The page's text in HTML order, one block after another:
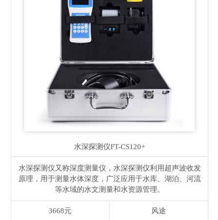
水深探测仪FT-CS120+
水深探测仪又称深度测量仪，水深探测仪利用超声波收发
原理，用于测量水体深度，广泛应用于水库、湖泊、河流
等水域的水文测量和水资源管理。
3668元 风途